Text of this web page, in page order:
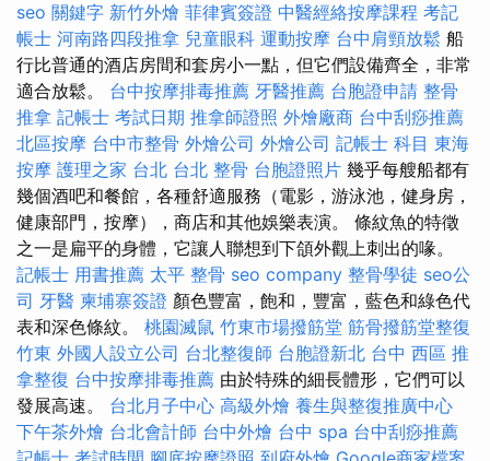
seo 關鍵字 新竹外燴 菲律賓簽證 中醫經絡按摩課程 考記
帳士 河南路四段推拿 兒童眼科 運動按摩 台中肩頸放鬆 船
行比普通的酒店房間和套房小一點，但它們設備齊全，非常
適合放鬆。 台中按摩排毒推薦 牙醫推薦 台胞證申請 整骨
推拿 記帳士 考試日期 推拿師證照 外燴廠商 台中刮痧推薦
北區按摩 台中市整骨 外燴公司 外燴公司 記帳士 科目 東海
按摩 護理之家 台北 台北 整骨 台胞證照片 幾乎每艘船都有
幾個酒吧和餐館，各種舒適服務（電影，游泳池，健身房，
健康部門，按摩），商店和其他娛樂表演。 條紋魚的特徵
之一是扁平的身體，它讓人聯想到下頜外觀上刺出的喙。
記帳士 用書推薦 太平 整骨 seo company 整骨學徒 seo公
司 牙醫 柬埔寨簽證 顏色豐富，飽和，豐富，藍色和綠色代
表和深色條紋。 桃園滅鼠 竹東市場撥筋堂 筋骨撥筋堂整復
竹東 外國人設立公司 台北整復師 台胞證新北 台中 西區 推
拿整復 台中按摩排毒推薦 由於特殊的細長體形，它們可以
發展高速。 台北月子中心 高級外燴 養生與整復推廣中心
下午茶外燴 台北會計師 台中外燴 台中 spa 台中刮痧推薦